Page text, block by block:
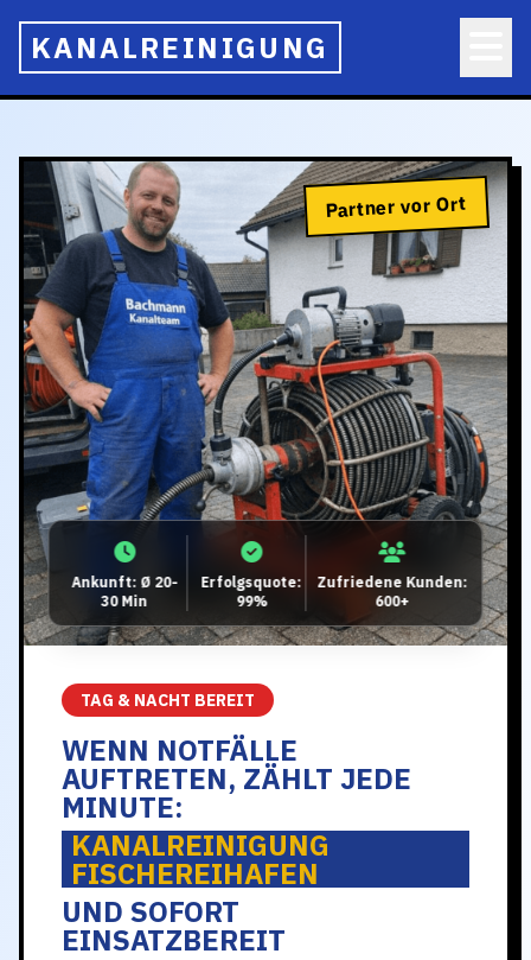
KANALREINIGUNG
Partner vor Ort
Ankunft: Ø 20-
30 Min
Erfolgsquote:
99%
Zufriedene Kunden:
600+
TAG & NACHT BEREIT
WENN NOTFÄLLE
AUFTRETEN, ZÄHLT JEDE
MINUTE:
KANALREINIGUNG
FISCHEREIHAFEN
UND SOFORT
EINSATZBEREIT